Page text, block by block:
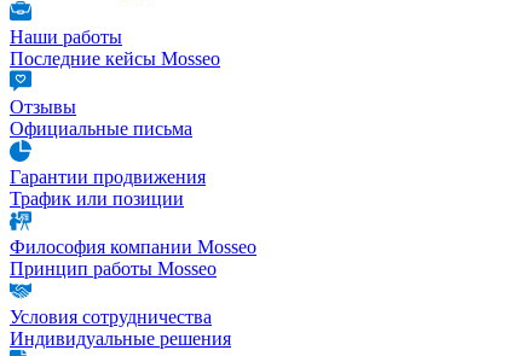
Наши работы
Последние кейсы Mosseo
Отзывы
Официальные письма
Гарантии продвижения
Трафик или позиции
Философия компании Mosseo
Принцип работы Mosseo
Условия сотрудничества
Индивидуальные решения